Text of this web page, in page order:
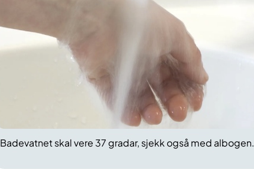
Badevatnet skal vere 37 gradar, sjekk også med albogen.